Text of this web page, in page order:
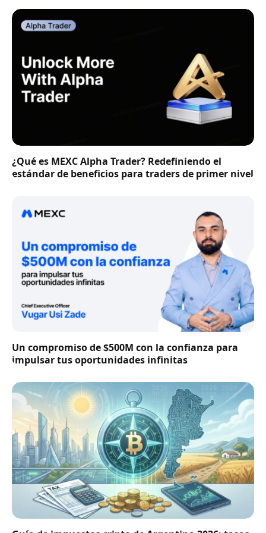
¿Qué es MEXC Alpha Trader? Redefiniendo el
estándar de beneficios para traders de primer nivel
Un compromiso de $500M con la confianza para
impulsar tus oportunidades infinitas